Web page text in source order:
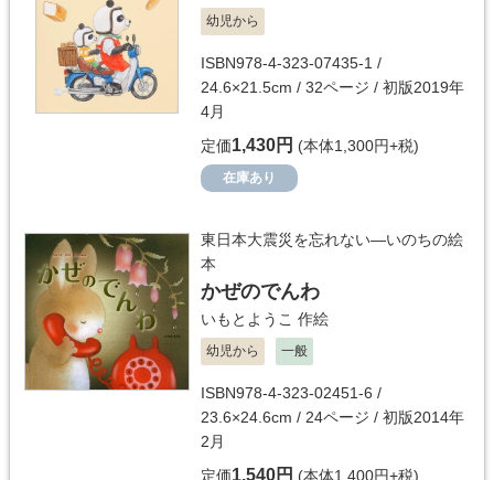
幼児から
ISBN978-4-323-07435-1 /
24.6×21.5cm / 32ページ / 初版2019年
4月
定価1,430円 (本体1,300円+税)
在庫あり
東日本大震災を忘れない―いのちの絵
本
かぜのでんわ
いもとようこ 作絵
幼児から 一般
ISBN978-4-323-02451-6 /
23.6×24.6cm / 24ページ / 初版2014年
2月
定価1,540円 (本体1,400円+税)